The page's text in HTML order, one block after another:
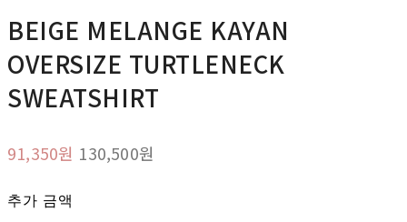
BEIGE MELANGE KAYAN
OVERSIZE TURTLENECK
SWEATSHIRT
91,350원 130,500원
추가 금액